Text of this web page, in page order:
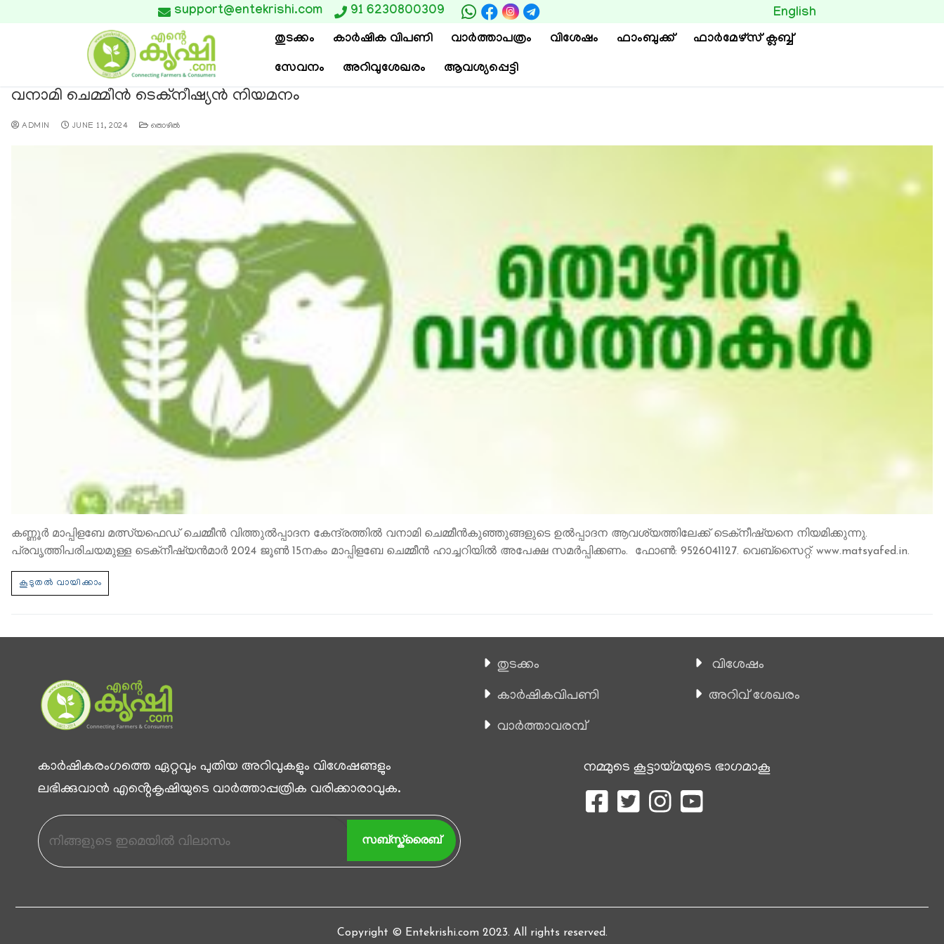
 support@entekrishi.com 91 6230800309 BUTTON
തുടക്കം കാര്‍ഷിക വിപണി വാ‍ർത്താപത്രം വിശേഷം ഫാംബുക്ക്
ഫാര്‍മേഴ്സ് ക്ലബ്ബ്
സേവനം
അറിവുശേഖരം ആവശ്യപ്പെട്ടി
English
വനാമി ചെമ്മീൻ ടെക്‌നീഷ്യൻ നിയമനം
ADMIN JUNE 11, 2024 തൊഴില്‍
കണ്ണൂർ മാപ്പിളബേ മത്സ്യഫെഡ് ചെമ്മീന്‍ വിത്തുല്‍പ്പാദന കേന്ദ്രത്തില്‍ വനാമി ചെമ്മീന്‍കുഞ്ഞുങ്ങളുടെ ഉല്‍പ്പാദന ആവശ്യത്തിലേക്ക് ടെക്‌നീഷ്യനെ നിയമിക്കുന്നു.
പ്രവൃത്തിപരിചയമുള്ള ടെക്‌നീഷ്യന്‍മാര്‍ 2024 ജൂണ്‍ 15നകം മാപ്പിളബേ ചെമ്മീന്‍ ഹാച്ചറിയില്‍ അപേക്ഷ സമര്‍പ്പിക്കണം. ഫോണ്‍: 9526041127. വെബ്‌സൈറ്റ്: www.matsyafed.in.
കാര്‍ഷികരംഗത്തെ ഏറ്റവും പുതിയ അറിവുകളും വിശേഷങ്ങളും
ലഭിക്കുവാന്‍ എൻ്റെകൃഷിയുടെ വാര്‍ത്താപ്പത്രിക വരിക്കാരാവുക.
സബ്സ്ക്രൈബ്
തുടക്കം
കാ‍ർഷികവിപണി
വാര്‍ത്താവരമ്പ്
വിശേഷം
അറിവ് ശേഖരം
നമ്മുടെ കൂട്ടായ്മയുടെ ഭാഗമാകൂ
Copyright © Entekrishi.com 2023. All rights reserved.